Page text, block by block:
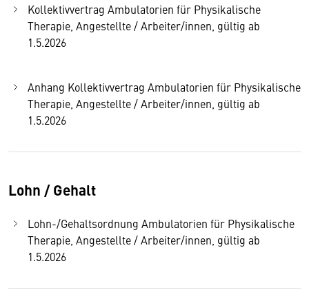
Kollektivvertrag Ambulatorien für Physikalische
Therapie, Angestellte / Arbeiter/innen, gültig ab
1.5.2026
Anhang Kollektivvertrag Ambulatorien für Physikalische
Therapie, Angestellte / Arbeiter/innen, gültig ab
1.5.2026
Lohn / Gehalt
Lohn-/Gehaltsordnung Ambulatorien für Physikalische
Therapie, Angestellte / Arbeiter/innen, gültig ab
1.5.2026